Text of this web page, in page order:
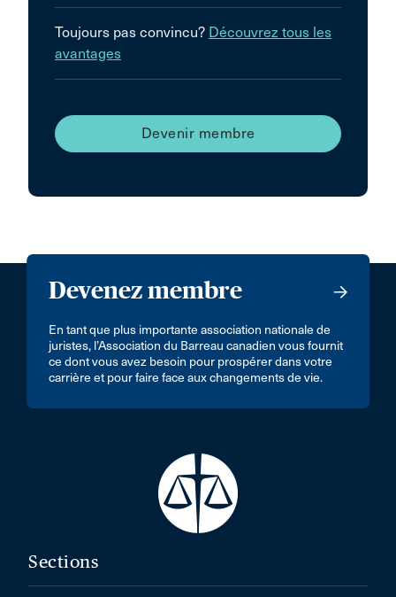
Toujours pas convincu? Découvrez tous les
avantages
Devenir membre
Devenez membre
En tant que plus importante association nationale de
juristes, l’Association du Barreau canadien vous fournit
ce dont vous avez besoin pour prospérer dans votre
carrière et pour faire face aux changements de vie.
Sections